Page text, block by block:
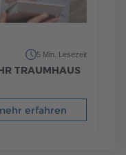
5 Min. Lesezeit
TRAUMHAUS
erfahren